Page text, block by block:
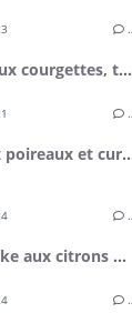
Risotto aux courgettes, tomates cerises et basilic
Tarte aux
Cheesecake aux citrons de Menton et mangue fraîche